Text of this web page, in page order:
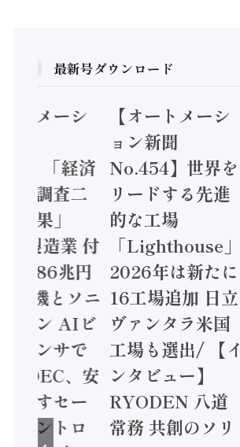
最新号ダウンロード
トメーシ
】「経済
態調査二
結果」
年製造業 付
額86兆円
電機とソニ
コン AIビ
センサで
/ IDEC、安
かすセー
コントロ
【オートメーシ
ョン新聞
No.454】世界を
リードする先進
的な工場
「Lighthouse」
2026年は新たに
16工場追加 日立
ヴァンタラ米国
工場も選出/ 【イ
ンタビュー】
RYODEN 八道
常務 共創のソリ